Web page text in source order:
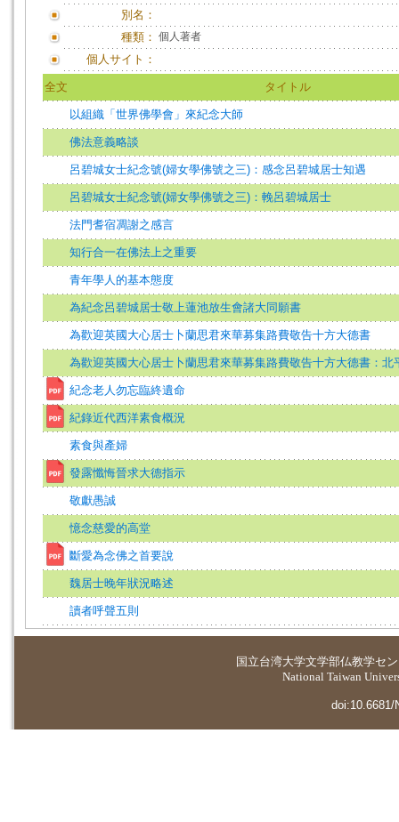
別名：
種類： 個人著者
個人サイト：
全文 タイトル
以組織「世界佛學會」來紀念大師
佛法意義略談
呂碧城女士紀念號(婦女學佛號之三)：感念呂碧城居士知遇
呂碧城女士紀念號(婦女學佛號之三)：輓呂碧城居士
法門耆宿凋謝之感言
知行合一在佛法上之重要
青年學人的基本態度
為紀念呂碧城居士敬上蓮池放生會諸大同願書
為歡迎英國大心居士卜蘭思君來華募集路費敬告十方大德書
為歡迎英國大心居士卜蘭思君來華募集路費敬告十方大德書：北
紀念老人勿忘臨終遺命
紀錄近代西洋素食概況
素食與產婦
發露懺悔晉求大德指示
敬獻愚誠
憶念慈愛的高堂
斷愛為念佛之首要說
魏居士晚年狀況略述
讀者呼聲五則
国立台湾大学文学部仏教学セ
National Taiwan
doi:10.6681/